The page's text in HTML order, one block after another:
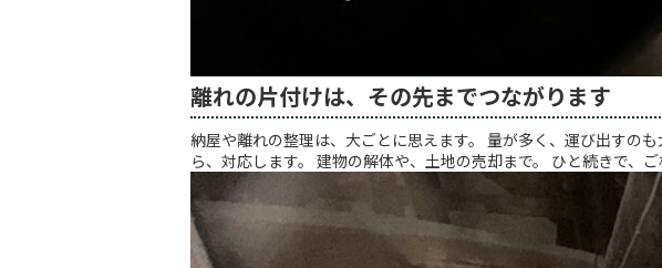
離れの片付けは、その先までつながります
納屋や離れの整理は、大ごとに思えます。 量が多く、運び出すの
ら、対応します。 建物の解体や、土地の売却まで。 ひと続きで、